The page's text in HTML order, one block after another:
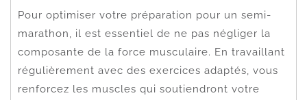
Pour optimiser votre préparation pour un semi-
marathon, il est essentiel de ne pas négliger la
composante de la force musculaire. En travaillant
régulièrement avec des exercices adaptés, vous
renforcez les muscles qui soutiendront votre